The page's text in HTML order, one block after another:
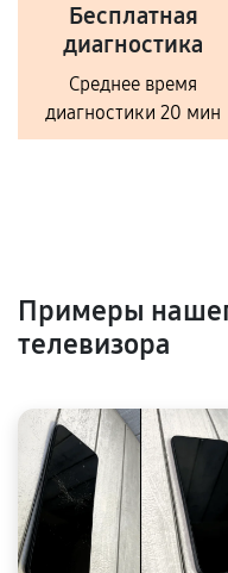
Бесплатная
диагностика
Среднее время
диагностики 20 мин
Примеры
телевизора